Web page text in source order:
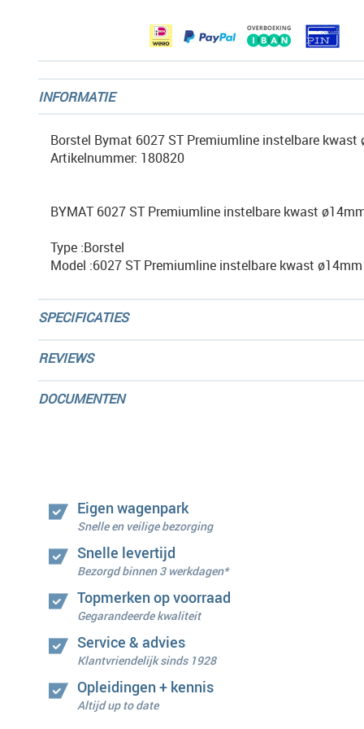
INFORMATIE
Borstel Bymat 6027 ST Premiumline instelbare kwast
Artikelnummer: 180820
BYMAT 6027 ST Premiumline instelbare kwast
Type :Borstel
Model :6027 ST Premiumline instelbare kwast ø14mm
SPECIFICATIES
REVIEWS
DOCUMENTEN
Eigen wagenpark
Snelle en veilige bezorging
Snelle levertijd
Bezorgd binnen 3 werkdagen*
Topmerken op voorraad
Gegarandeerde kwaliteit
Service & advies
Klantvriendelijk sinds 1928
Opleidingen + kennis
Altijd up to date